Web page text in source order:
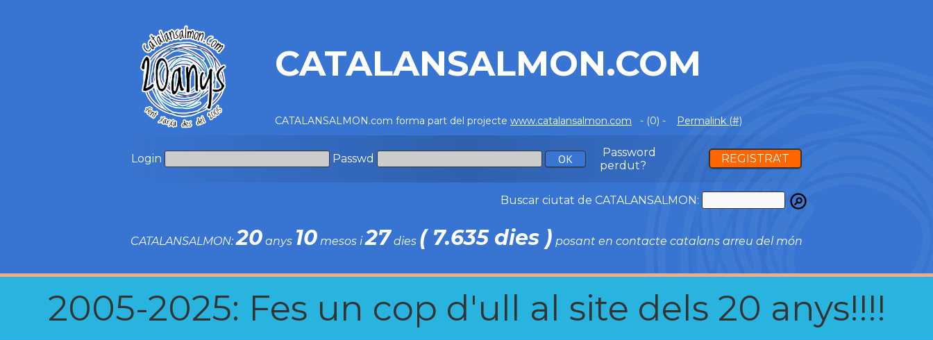
CATALANSALMON.COM
CATALANSALMON.com forma part del projecte www.catalansalmon.com - (0) - Permalink (#)
Login Passwd
Password
perdut?
REGISTRA'T
Buscar ciutat de CATALANSALMON:
CATALANSALMON:20 anys 10 mesos i27 dies ( 7.635 dies ) posant en contacte catalans arreu del món
2005-2025: Fes un cop d'ull al site dels 20 anys!!!!